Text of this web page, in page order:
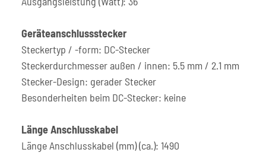
Geräteanschlussstecker
Steckertyp / -form: DC-Stecker
Steckerdurchmesser außen / innen: 5.5 mm / 2.1 mm
Stecker-Design: gerader Stecker
Besonderheiten beim DC-Stecker: keine
Länge Anschlusskabel
Länge Anschlusskabel (mm) (ca.): 1490